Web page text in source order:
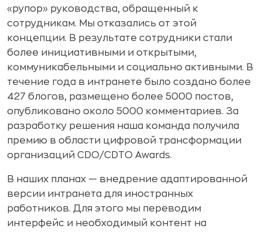
«рупор» руководства, обращенный к
сотрудникам. Мы отказались от этой
концепции. В результате сотрудники стали
более инициативными и открытыми,
коммуникабельными и социально активными. В
течение года в интранете было создано более
427 блогов, размещено более 5000 постов,
опубликовано около 5000 комментариев. За
разработку решения наша команда получила
премию в области цифровой трансформации
организаций CDO/CDTO Awards.
В наших планах — внедрение адаптированной
версии интранета для иностранных
работников. Для этого мы переводим
интерфейс и необходимый контент на